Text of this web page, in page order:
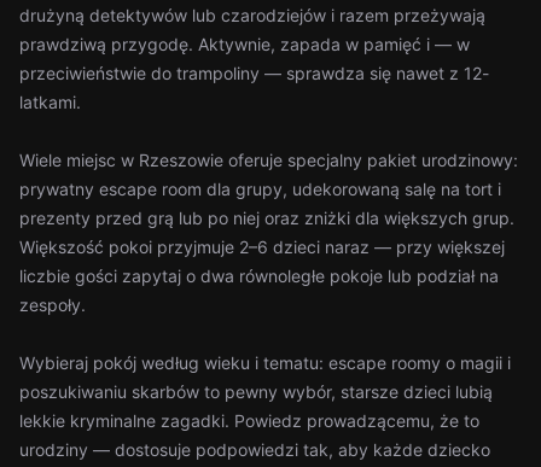
drużyną detektywów lub czarodziejów i razem przeżywają
prawdziwą przygodę. Aktywnie, zapada w pamięć i — w
przeciwieństwie do trampoliny — sprawdza się nawet z 12-
latkami.
Wiele miejsc w Rzeszowie oferuje specjalny pakiet urodzinowy:
prywatny escape room dla grupy, udekorowaną salę na tort i
prezenty przed grą lub po niej oraz zniżki dla większych grup.
Większość pokoi przyjmuje 2–6 dzieci naraz — przy większej
liczbie gości zapytaj o dwa równoległe pokoje lub podział na
zespoły.
Wybieraj pokój według wieku i tematu: escape roomy o magii i
poszukiwaniu skarbów to pewny wybór, starsze dzieci lubią
lekkie kryminalne zagadki. Powiedz prowadzącemu, że to
urodziny — dostosuje podpowiedzi tak, aby każde dziecko